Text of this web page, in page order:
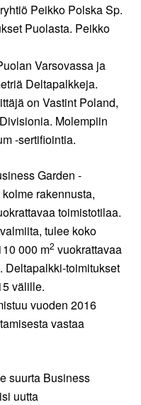
Peikko Polska Sp.
Puolasta. Peikko
Varsovassa ja
Deltapalkkeja.
on Vastint Poland,
Molempiin
-sertifiointia.
Garden -
rakennusta,
toimistotilaa.
tulee koko
000 m2 vuokrattavaa
Deltapalkki-toimitukset
välille.
vuoden 2016
vastaa
suurta Business
uutta